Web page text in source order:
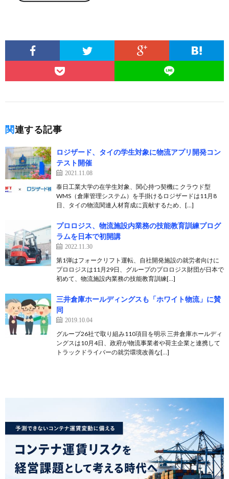
関連する記事
ロジザード、タイの学生対象に物流アプリ開発コン
テスト開催
2021.11.08
泰日工業大学の在学生対象、関心持つ契機に クラウド型
WMS（倉庫管理システム）を手掛けるロジザードは11月8
日、タイの物流関連人材育成に貢献するため、[…]
プロロジス、物流施設内業務の技能教育訓練プログ
ラムを日本で初開講
2022.11.30
第1弾はフォークリフト運転、自社開発施設の就労者向けに
プロロジスは11月29日、グループのプロロジス財団が日本で
初めて、物流施設内業務の技能教育訓練[…]
三井倉庫ホールディングスも「ホワイト物流」に賛
同
2019.10.04
グループ26社で取り組み110項目を明示 三井倉庫ホールディ
ングスは10月4日、政府が物流事業者や荷主企業と連携して
トラックドライバーの就労環境改善な[…]